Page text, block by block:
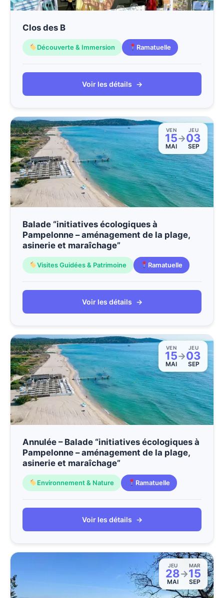
Clos des B
Découverte & Immersion Ramatuelle
Voir les détails →
VEN
15
MAI
→
JEU
03
SEP
Balade “initiatives écologiques à
Pampelonne – aménagement de la plage,
asinerie et maraîchage”
Visites Guidées & Patrimoine Ramatuelle
Voir les détails →
VEN
15
MAI
→
JEU
03
SEP
Annulée – Balade “initiatives écologiques à
Pampelonne – aménagement de la plage,
asinerie et maraîchage”
Environnement & Nature Ramatuelle
Voir les détails →
JEU
28
MAI
→
MAR
15
SEP